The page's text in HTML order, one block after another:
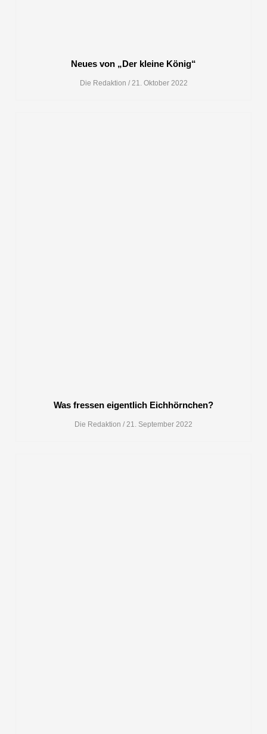
Neues von „Der kleine König“
Die Redaktion 21. Oktober 2022
Was fressen eigentlich Eichhörnchen?
Die Redaktion 21. September 2022